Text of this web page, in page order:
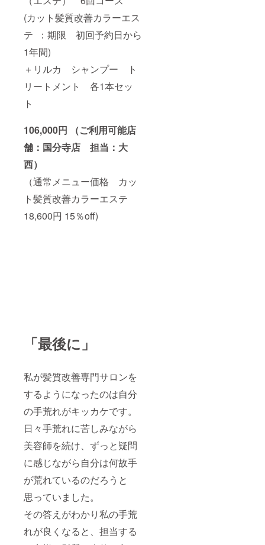
(カット髪質改善カラーエス
テ ：期限 初回予約日から
1年間)
＋リルカ シャンプー ト
リートメント 各1本セッ
ト
106,000円 （ご利用可能店
舗：国分寺店 担当：大
西）
（通常メニュー価格 カッ
ト髪質改善カラーエステ
18,600円 15％off)
「最後に」
私が髪質改善専門サロンを
するようになったのは自分
の手荒れがキッカケです。
日々手荒れに苦しみながら
美容師を続け、ずっと疑問
に感じながら自分は何故手
が荒れているのだろうと
思っていました。
その答えがわかり私の手荒
れが良くなると、担当する